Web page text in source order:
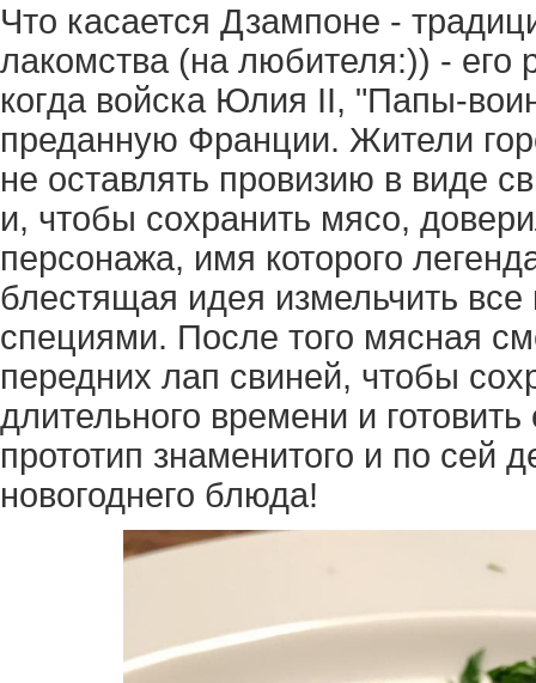
Что касается Дзампоне -
лакомства (на любителя:)) - его
когда войска Юлия II, "Папы-
преданную Франции. Жители
не оставлять провизию в виде
и, чтобы сохранить мясо,
персонажа, имя которого
блестящая идея измельчить
специями. После того мясная
передних лап свиней, чтобы
длительного времени и
прототип знаменитого и по сей
новогоднего блюда!